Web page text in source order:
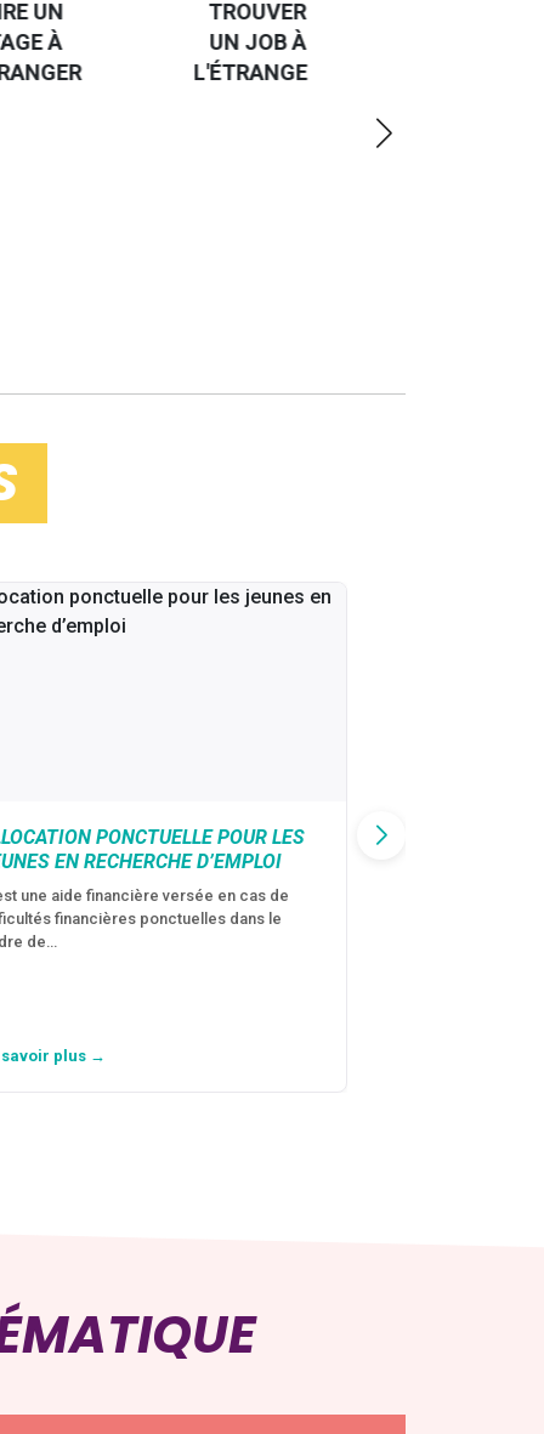
TROUVER
UN JOB À
L'ÉTRANGER
PONCTUELLE POUR LES
EN RECHERCHE D’EMPLOI
une aide financière versée en cas de
financières ponctuelles dans le
de…
savoir plus →